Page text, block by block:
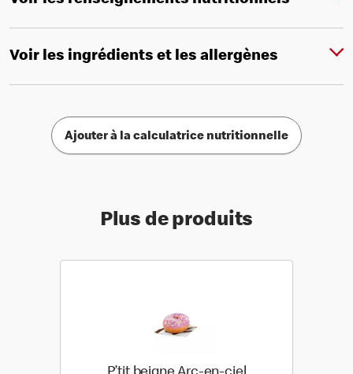
Voir les ingrédients et les allergènes
Ajouter à la calculatrice nutritionnelle
Plus de produits